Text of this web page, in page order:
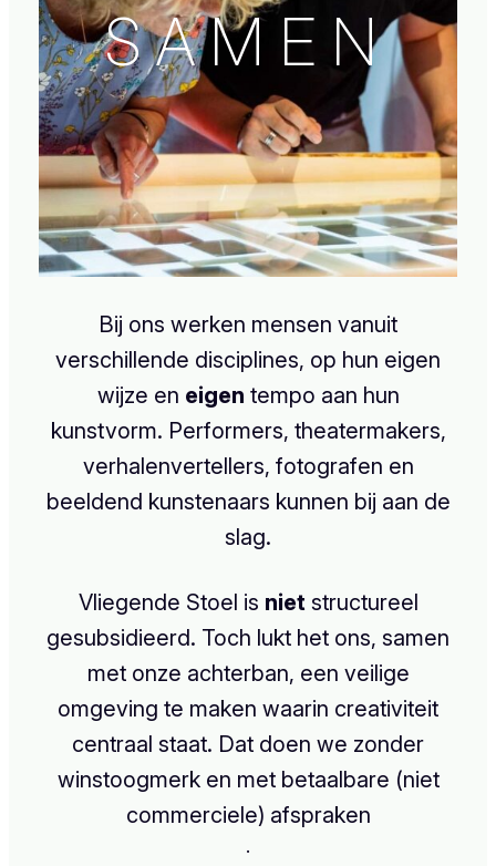
SAMEN
Bij ons werken mensen vanuit
verschillende disciplines, op hun eigen
wijze en eigen tempo aan hun
kunstvorm. Performers, theatermakers,
verhalenvertellers, fotografen en
beeldend kunstenaars kunnen bij aan de
slag.
Vliegende Stoel is nietstructureel
gesubsidieerd. Toch lukt het ons, samen
met onze achterban, een veilige
omgeving te maken waarin creativiteit
centraal staat. Dat doen we zonder
winstoogmerk en met betaalbare (niet
commerciele) afspraken
.